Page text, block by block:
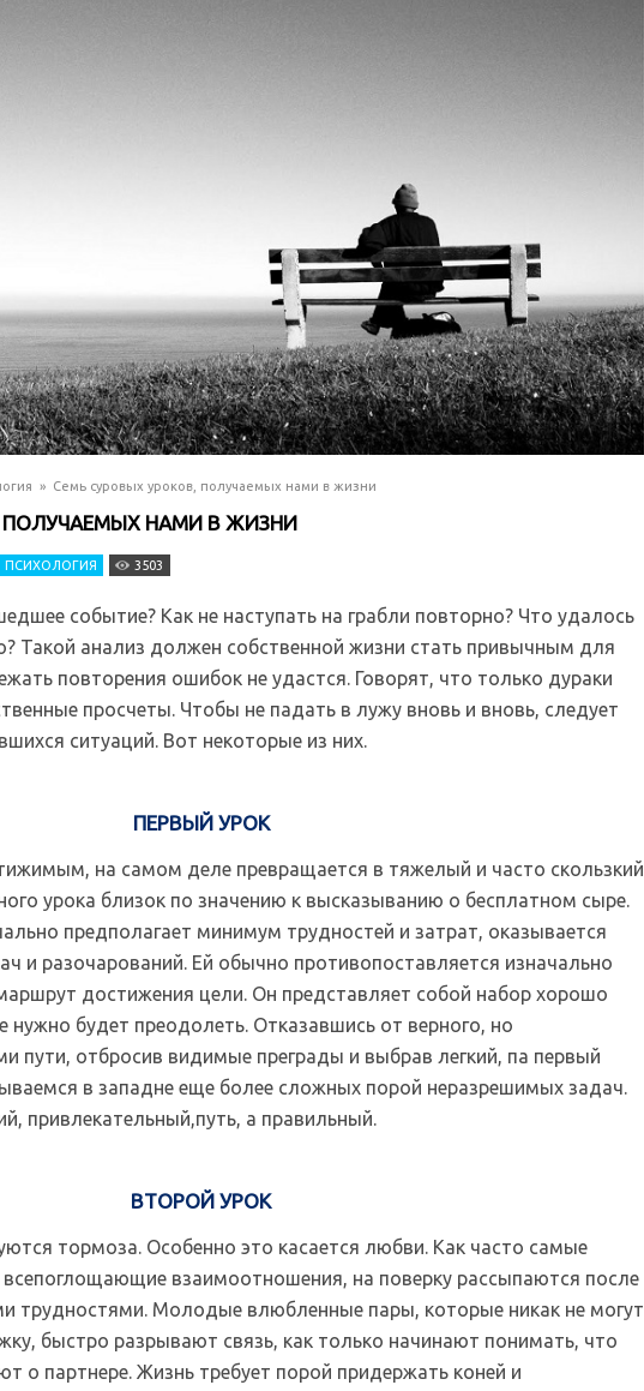
» Семь суровых уроков, получаемых нами в жизни
ПОЛУЧАЕМЫХ НАМИ В ЖИЗНИ
ПСИХОЛОГИЯ 3503
событие? Как не наступать на грабли повторно? Что удалось
Такой анализ должен собственной жизни стать привычным для
повторения ошибок не удастся. Говорят, что только дураки
просчеты. Чтобы не падать в лужу вновь и вновь, следует
ситуаций. Вот некоторые из них.
ПЕРВЫЙ УРОК
на самом деле превращается в тяжелый и часто скользкий
урока близок по значению к высказыванию о бесплатном сыре.
предполагает минимум трудностей и затрат, оказывается
и разочарований. Ей обычно противопоставляется изначально
достижения цели. Он представляет собой набор хорошо
нужно будет преодолеть. Отказавшись от верного, но
пути, отбросив видимые преграды и выбрав легкий, па первый
в западне еще более сложных порой неразрешимых задач.
привлекательный,путь, а правильный.
ВТОРОЙ УРОК
тормоза. Особенно это касается любви. Как часто самые
всепоглощающие взаимоотношения, на поверку рассыпаются после
трудностями. Молодые влюбленные пары, которые никак не могут
быстро разрывают связь, как только начинают понимать, что
о партнере. Жизнь требует порой придержать коней и